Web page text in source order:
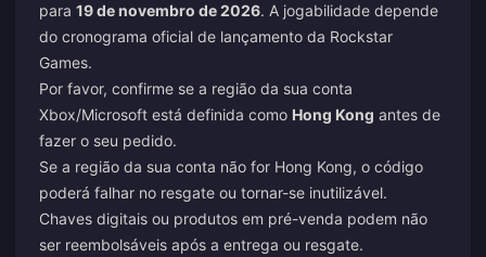
para 19 de novembro de 2026. A jogabilidade depende
do cronograma oficial de lançamento da Rockstar
Games.
Por favor, confirme se a região da sua conta
Xbox/Microsoft está definida como Hong Kong antes de
fazer o seu pedido.
Se a região da sua conta não for Hong Kong, o código
poderá falhar no resgate ou tornar-se inutilizável.
Chaves digitais ou produtos em pré-venda podem não
ser reembolsáveis após a entrega ou resgate.